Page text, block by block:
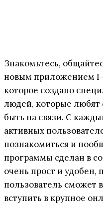
Знакомьтесь,
новым приложением I-
которое создано
людей, которые любят
быть на связи. С
активных
познакомиться и
программы сделан в
очень прост и
пользователь сможет
вступить в крупное